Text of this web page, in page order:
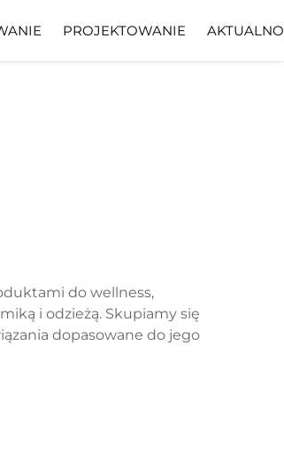
PROJEKTOWANIE
do wellness,
i odzieżą. Skupiamy się
dopasowane do jego